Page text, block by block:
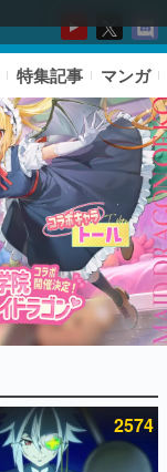
特集記事 マンガ
2574